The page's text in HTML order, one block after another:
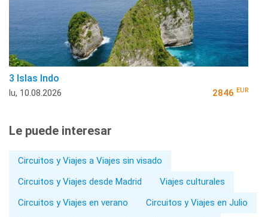
3 Islas Indo
lu, 10.08.2026 2846 EUR
Le puede interesar
Circuitos y Viajes a Viajes sin visado
Circuitos y Viajes desde Madrid
Viajes culturales
Circuitos y Viajes en verano
Circuitos y Viajes en Julio